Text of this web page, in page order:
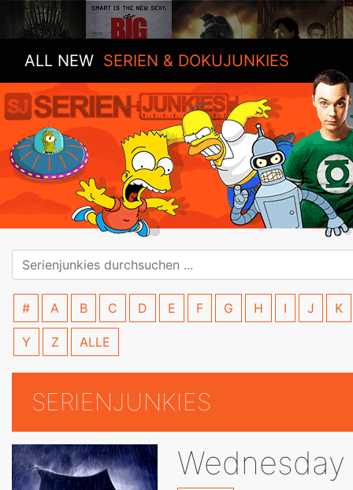
ALL NEW SERIEN & DOKUJUNKIES
# A B C D E F G H I J K
Y Z ALLE
SERIENJUNKIES
Wednesday